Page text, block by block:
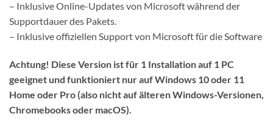
– Inklusive Online-Updates von Microsoft während der
Supportdauer des Pakets.
– Inklusive offiziellen Support von Microsoft für die Software
Achtung! Diese Version ist für 1 Installation auf 1 PC
geeignet und funktioniert nur auf Windows 10 oder 11
Home oder Pro (also nicht auf älteren Windows-Versionen,
Chromebooks oder macOS).